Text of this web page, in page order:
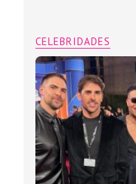
CELEBRIDADES